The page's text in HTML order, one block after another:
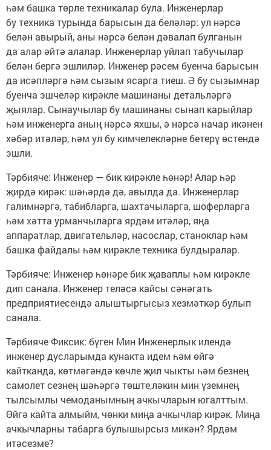
һәм башка төрле техникалар була. Инженерлар
бу техника турында барысын да беләләр: ул нәрсә
белән авырый, аны нәрсә белән дәвалап булганын
да алар әйтә алалар. Инженерлар уйлап табучылар
белән бергә эшлиләр. Инженер рәсем буенча барысын
да исәпләргә һәм сызым ясарга тиеш. Ә бу сызымнар
буенча эшчеләр кирәкле машинаны детальләргә
җыялар. Сынаучылар бу машинаны сынап карыйлар
һәм инженерга аның нәрсә яхшы, ә нәрсә начар икәнен
хәбәр итәләр, һәм ул бу кимчелекләрне бетерү өстендә
эшли.
Тәрбияче: Инженер — бик кирәкле һөнәр! Алар һәр
җирдә кирәк: шәһәрдә дә, авылда да. Инженерлар
галимнәргә, табибларга, шахтачыларга, шоферларга
һәм хәтта урманчыларга ярдәм итәләр, яңа
аппаратлар, двигательләр, насослар, станоклар һәм
башка файдалы һәм кирәкле техника булдыралар.
Тәрбияче: Инженер һөнәре бик җаваплы һәм кирәкле
дип санала. Инженер теләсә кайсы сәнәгать
предприятиесендә алыштыргысыз хезмәткәр булып
санала.
Тәрбияче Фиксик: бүген Мин Инженерлык илендә
инженер дусларымда кунакта идем һәм өйгә
кайтканда, көтмәгәндә көчле җил чыкты һәм безнең
самолет сезнең шәһәргә төште,ләкин мин үземнең
тылсымлы чемоданымның ачкычларын югалттым.
Өйгә кайта алмыйм, чөнки миңа ачкычлар кирәк. Миңа
ачкычларны табарга булышырсыз микән? Ярдәм
итәсезме?